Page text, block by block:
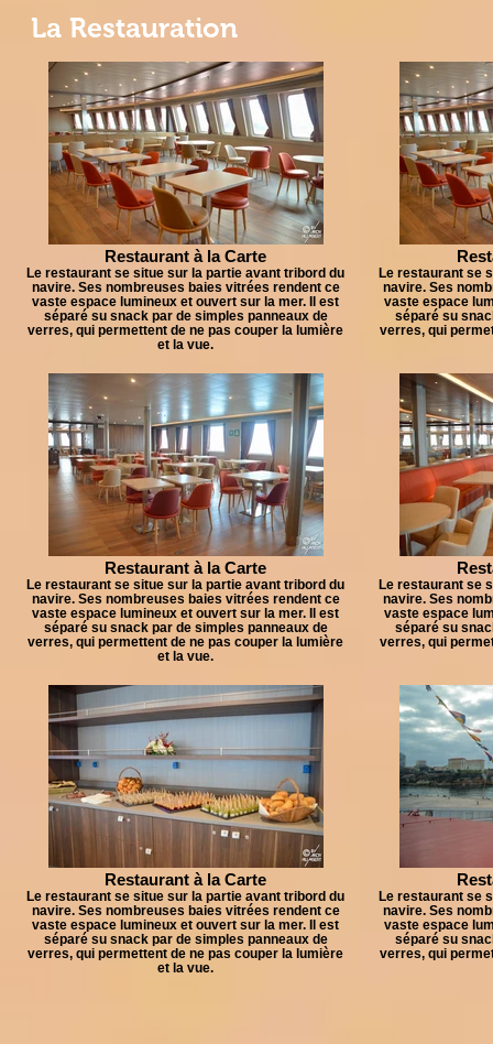
La Restauration
Restaurant à la Carte
Le restaurant se situe sur la partie avant tribord du
navire. Ses nombreuses baies vitrées rendent ce
vaste espace lumineux et ouvert sur la mer. Il est
séparé su snack par de simples panneaux de
verres, qui permettent de ne pas couper la lumière
et la vue.
Le restaurant se
navire. Ses
vaste espace
séparé su
verres, qui
Restaurant à la Carte
Le restaurant se situe sur la partie avant tribord du
navire. Ses nombreuses baies vitrées rendent ce
vaste espace lumineux et ouvert sur la mer. Il est
séparé su snack par de simples panneaux de
verres, qui permettent de ne pas couper la lumière
et la vue.
Le restaurant se
navire. Ses
vaste espace
séparé su
verres, qui
Restaurant à la Carte
Le restaurant se situe sur la partie avant tribord du
navire. Ses nombreuses baies vitrées rendent ce
vaste espace lumineux et ouvert sur la mer. Il est
séparé su snack par de simples panneaux de
verres, qui permettent de ne pas couper la lumière
et la vue.
Le restaurant se
navire. Ses
vaste espace
séparé su
verres, qui